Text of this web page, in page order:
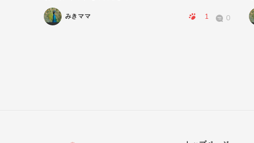
みきママ 1 0